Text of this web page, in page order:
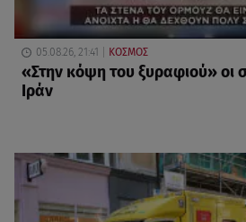
05.08.26, 21:41 ΚΟΣΜΟΣ
«Στην κόψη του ξυραφιού» οι
Ιράν